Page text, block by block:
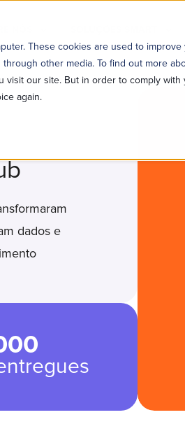
These cookies are used to
other media. To find out more
visit our site. But in order to comply
again.
dados e